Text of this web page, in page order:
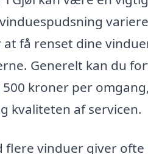
få renset dine
Generelt kan du
kroner per
kvaliteten af servicen.
flere vinduer giver